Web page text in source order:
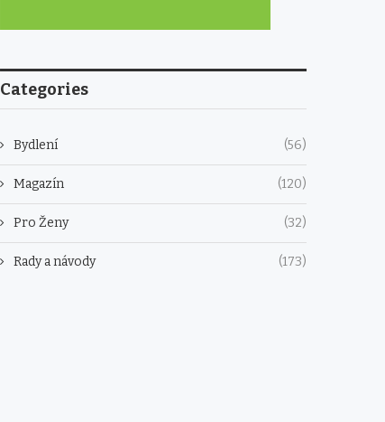
Categories
Bydlení (56)
Magazín (120)
Pro Ženy (32)
Rady a návody (173)